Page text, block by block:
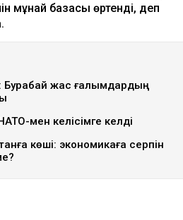
мұнай базасы өртенді, деп
Бурабай жас ғалымдардың
мен келісімге келді
көші: экономикаға серпін